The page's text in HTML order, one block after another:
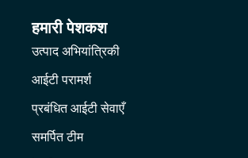
हमारी पेशकश
उत्पाद अभियांत्रिकी
आईटी परामर्श
प्रबंधित आईटी सेवाएँ
समर्पित टीम